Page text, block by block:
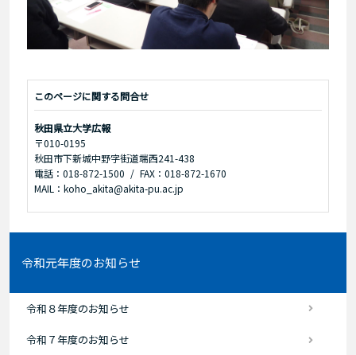
このページに関する問合せ
秋田県立大学広報
〒010-0195
秋田市下新城中野字街道端西241-438
電話：018-872-1500
FAX：018-872-1670
MAIL：koho_akita@akita-pu.ac.jp
令和元年度のお知らせ
令和８年度のお知らせ
令和７年度のお知らせ